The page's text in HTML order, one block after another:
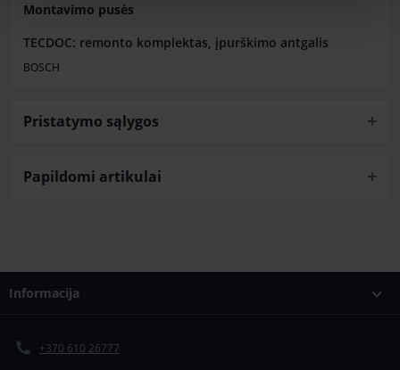
Montavimo pusės
TECDOC: remonto komplektas, įpurškimo antgalis
BOSCH
Pristatymo sąlygos
Papildomi artikulai
Informacija
+370 610 26777